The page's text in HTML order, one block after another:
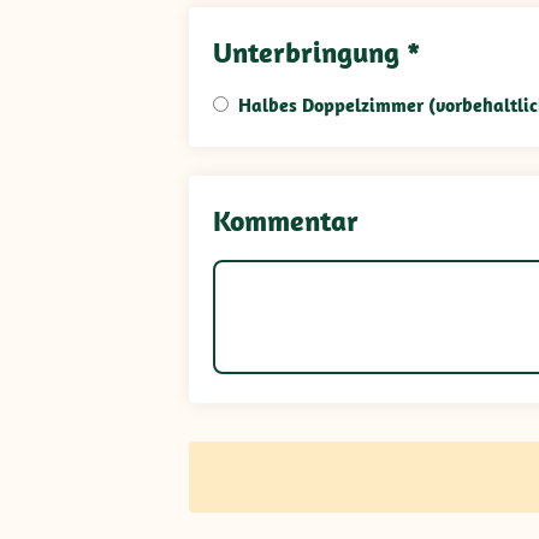
Unterbringung *
Halbes Doppelzimmer
Kommentar